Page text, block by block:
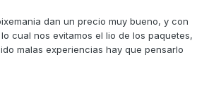
dan un precio muy bueno, y con
cual nos evitamos el lio de los paquetes,
malas experiencias hay que pensarlo